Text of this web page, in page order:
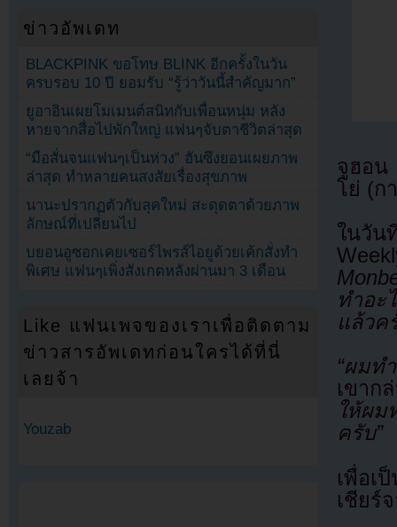
จูฮอน
โย่ (ก
ในวั
ทำอะ
แล้วค
“ผมท
เขาก
ให้ผม
ครับ”
เพื่อเ
เชียร์
ข่าวอัพเดท
BLACKPINK ขอโทษ BLINK อีกครั้งในวัน
ครบรอบ 10 ปี ยอมรับ “รู้ว่าวันนี้สำคัญมาก”
ยูอาอินเผยโมเมนต์สนิทกับเพื่อนหนุ่ม หลัง
หายจากสื่อไปพักใหญ่ แฟนๆจับตาชีวิตล่าสุด
“มือสั่นจนแฟนๆเป็นห่วง” ฮันซึงยอนเผยภาพ
ล่าสุด ทำหลายคนสงสัยเรื่องสุขภาพ
นานะปรากฏตัวกับลุคใหม่ สะดุดตาด้วยภาพ
ลักษณ์ที่เปลี่ยนไป
บยอนอูซอกเคยเซอร์ไพรส์ไอยูด้วยเค้กสั่งทำ
พิเศษ แฟนๆเพิ่งสังเกตหลังผ่านมา 3 เดือน
Like แฟนเพจของเราเพื่อติดตาม
ข่าวสารอัพเดทก่อนใครได้ที่นี่
เลยจ้า
Youzab